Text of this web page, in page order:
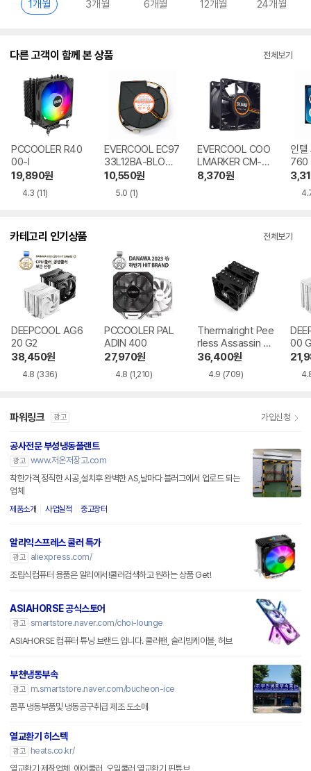
1개월 3개월 6개월 12개월 24개월
다른 고객이 함께 본 상품 전체보기
PCCOOLER R40
00-I
19,890원
4.3 (11)
EVERCOOL EC97
33L12BA-BLOWE
R
10,550원
5.0 (1)
EVERCOOL COO
LMARKER CM-80
38TH12B 3P
8,370원
인텔
760
카테고리 인기상품 전체보기
DEEPCOOL AG6
20 G2
38,450원
4.8 (336)
PCCOOLER PAL
ADIN 400
27,970원
4.8 (1,210)
Thermalright Pee
rless Assassin 12
0 SE 서린
36,400원
4.9 (709)
00
파워링크 광고 가입신청
공사전문 부성냉동플랜트
광고 www.저온저장고.com
착한가격,정직한 시공,설치후 완벽한 AS,날마다 블러그에서 업로드 되는
업체
제품소개 사업실적 중고장터
알리익스프레스 쿨러 특가
광고
aliexpress.com/
조립식컴퓨터 용품은 알리에서!쿨러검색하고 원하는 상품 Get!
ASIAHORSE 공식스토어
광고 smartstore.naver.com/choi-lounge
ASIAHORSE 컴퓨터 튜닝 브랜드 입니다. 쿨러팬, 슬리빙케이블, 허브
부천냉동부속
광고
m.smartstore.naver.com/bucheon-ice
콤푸 냉동부품및 냉동공구취급 제조 도소매
열교환기 히스텍
광고
heats.co.kr/
열교환기 제작업체, 에어쿨러, 오일쿨러,열교환기,핀튜브